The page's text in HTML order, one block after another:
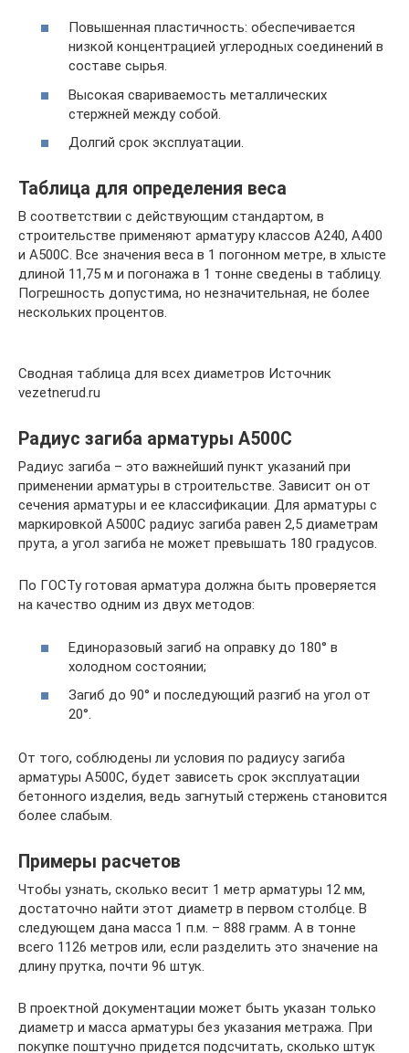
Повышенная пластичность: обеспечивается
низкой концентрацией углеродных соединений в
составе сырья.
Высокая свариваемость металлических
стержней между собой.
Долгий срок эксплуатации.
Таблица для определения веса
В соответствии с действующим стандартом, в
строительстве применяют арматуру классов А240, А400
и А500С. Все значения веса в 1 погонном метре, в хлысте
длиной 11,75 м и погонажа в 1 тонне сведены в таблицу.
Погрешность допустима, но незначительная, не более
нескольких процентов.
Сводная таблица для всех диаметров Источник
vezetnerud.ru
Радиус загиба арматуры А500С
Радиус загиба – это важнейший пункт указаний при
применении арматуры в строительстве. Зависит он от
сечения арматуры и ее классификации. Для арматуры с
маркировкой А500С радиус загиба равен 2,5 диаметрам
прута, а угол загиба не может превышать 180 градусов.
По ГОСТу готовая арматура должна быть проверяется
на качество одним из двух методов:
Единоразовый загиб на оправку до 180° в
холодном состоянии;
Загиб до 90° и последующий разгиб на угол от
20°.
От того, соблюдены ли условия по радиусу загиба
арматуры А500С, будет зависеть срок эксплуатации
бетонного изделия, ведь загнутый стержень становится
более слабым.
Примеры расчетов
Чтобы узнать, сколько весит 1 метр арматуры 12 мм,
достаточно найти этот диаметр в первом столбце. В
следующем дана масса 1 п.м. – 888 грамм. А в тонне
всего 1126 метров или, если разделить это значение на
длину прутка, почти 96 штук.
В проектной документации может быть указан только
диаметр и масса арматуры без указания метража. При
покупке поштучно придется подсчитать, сколько штук